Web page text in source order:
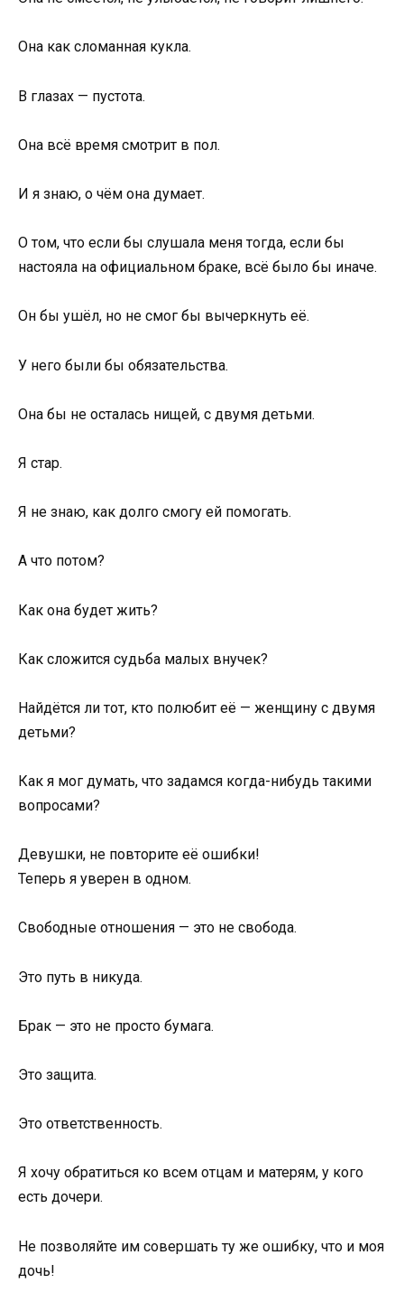
Она как сломанная кукла.
В глазах — пустота.
Она всё время смотрит в пол.
И я знаю, о чём она думает.
О том, что если бы слушала меня тогда, если бы
настояла на официальном браке, всё было бы иначе.
Он бы ушёл, но не смог бы вычеркнуть её.
У него были бы обязательства.
Она бы не осталась нищей, с двумя детьми.
Я стар.
Я не знаю, как долго смогу ей помогать.
А что потом?
Как она будет жить?
Как сложится судьба малых внучек?
Найдётся ли тот, кто полюбит её — женщину с двумя
детьми?
Как я мог думать, что задамся когда-нибудь такими
вопросами?
Девушки, не повторите её ошибки!
Теперь я уверен в одном.
Свободные отношения — это не свобода.
Это путь в никуда.
Брак — это не просто бумага.
Это защита.
Это ответственность.
Я хочу обратиться ко всем отцам и матерям, у кого
есть дочери.
Не позволяйте им совершать ту же ошибку, что и моя
дочь!